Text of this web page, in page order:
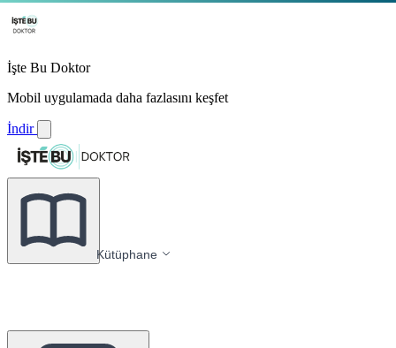
İşte Bu Doktor
Mobil uygulamada daha fazlasını keşfet
İndir
Kütüphane